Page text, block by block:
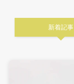
新着記事